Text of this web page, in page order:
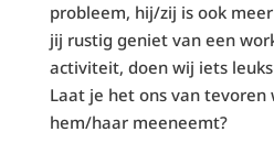
probleem, hij/zij is ook
jij rustig geniet van een
activiteit, doen wij iets
Laat je het ons van tevoren
hem/haar meeneemt?